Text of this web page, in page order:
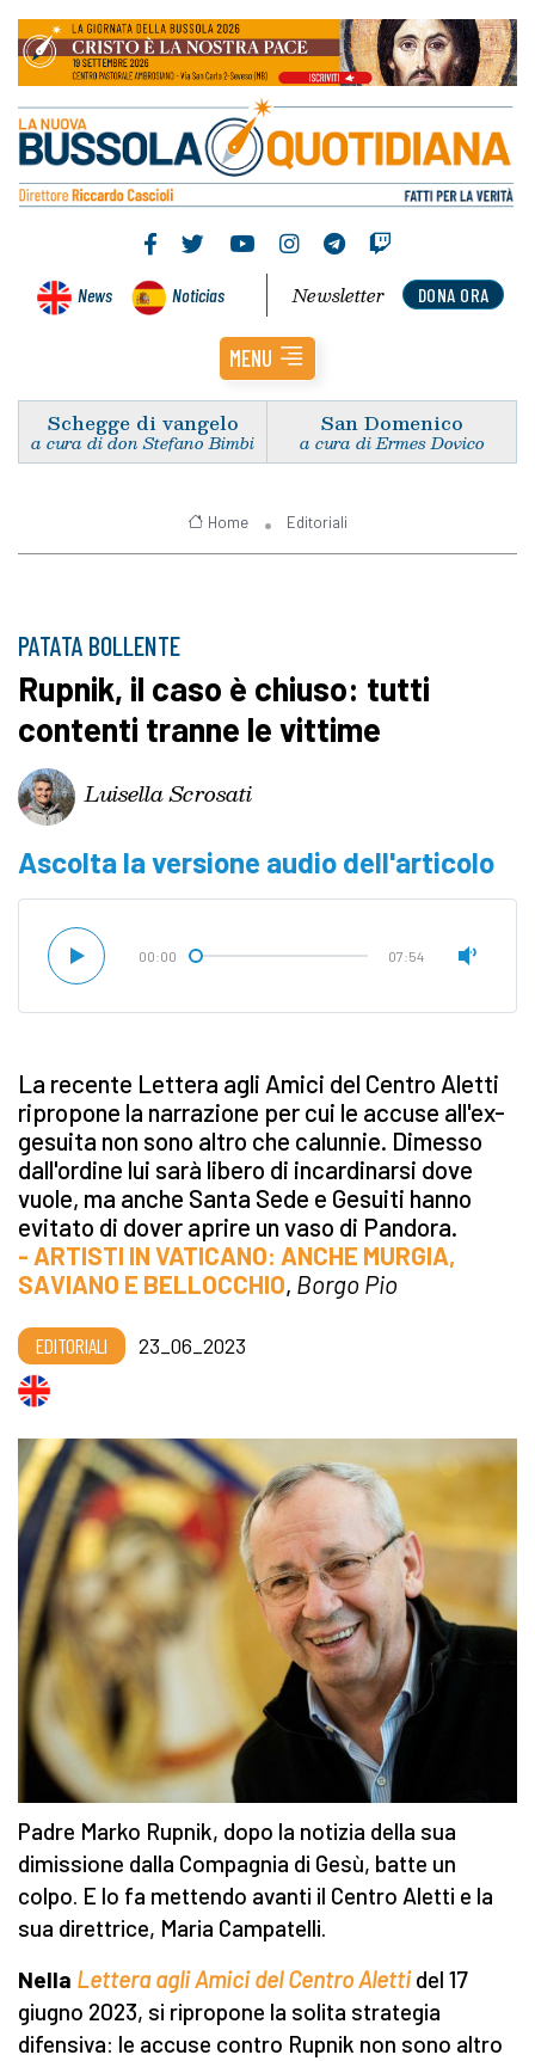
News Noticias DONA ORA
Newsletter
MENU
Schegge di vangelo
a cura di don Stefano Bimbi
San Domenico
a cura di Ermes Dovico
Home Editoriali
PATATA BOLLENTE
Rupnik, il caso è chiuso: tutti
contenti tranne le vittime
Luisella Scrosati
Ascolta la versione audio dell'articolo
00:00 07:54
La recente Lettera agli Amici del Centro Aletti
ripropone la narrazione per cui le accuse all'ex-
gesuita non sono altro che calunnie. Dimesso
dall'ordine lui sarà libero di incardinarsi dove
vuole, ma anche Santa Sede e Gesuiti hanno
evitato di dover aprire un vaso di Pandora.
- ARTISTI IN VATICANO: ANCHE MURGIA,
SAVIANO E BELLOCCHIO, Borgo Pio
EDITORIALI 23_06_2023
Padre Marko Rupnik, dopo la notizia della sua
dimissione dalla Compagnia di Gesù, batte un
colpo. E lo fa mettendo avanti il Centro Aletti e la
sua direttrice, Maria Campatelli.
Nella Lettera agli Amici del Centro Aletti del 17
giugno 2023, si ripropone la solita strategia
difensiva: le accuse contro Rupnik non sono altro